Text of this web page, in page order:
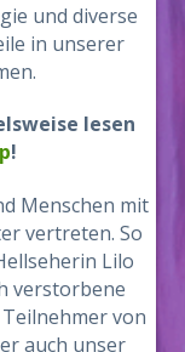
und diverse
in unserer
lesen
!
Menschen mit
vertreten. So
Lilo
verstorbene
von
auch unser